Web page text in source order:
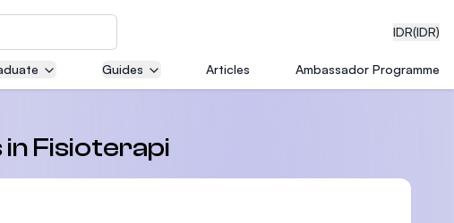
IDR(IDR)
and
Engineering
Guides Articles Ambassador Programme
Fisioterapi